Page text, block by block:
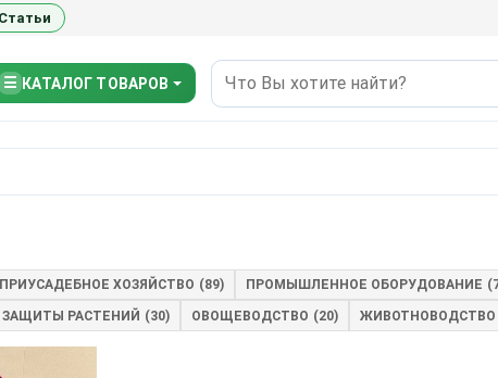
Статьи
☰ КАТАЛОГ ТОВАРОВ
ПРИУСАДЕБНОЕ ХОЗЯЙСТВО (89) ПРОМЫШЛЕННОЕ ОБОРУДОВАНИЕ
ЗАЩИТЫ РАСТЕНИЙ (30) ОВОЩЕВОДСТВО (20) ЖИВОТНОВОДСТВО